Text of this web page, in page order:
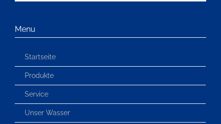
Menu
Startseite
Produkte
Service
Unser Wasser